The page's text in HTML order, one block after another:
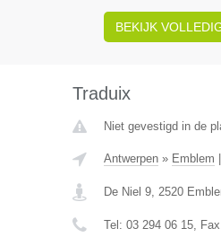
BEKIJK
Traduix
Niet gevestigd in de
Antwerpen» Emblem
De Niel 9, 2520
Tel: 03 294 06 15,